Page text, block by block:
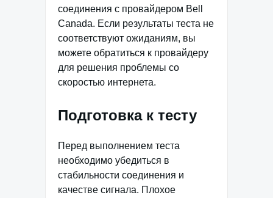
соединения с провайдером Bell
Canada. Если результаты теста не
соответствуют ожиданиям, вы
можете обратиться к провайдеру
для решения проблемы со
скоростью интернета.
Подготовка к тесту
Перед выполнением теста
необходимо убедиться в
стабильности соединения и
качестве сигнала. Плохое